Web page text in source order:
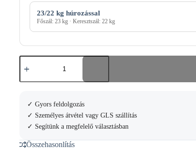
23/22 kg húrozással
Főszál: 23 kg · Keresztszál: 22 kg
Wilson
Clash
teniszütő
✓ Gyors feldolgozás
✓ Személyes átvétel vagy GLS szállítás
✓ Segítünk a megfelelő választásban
Összehasonlítás